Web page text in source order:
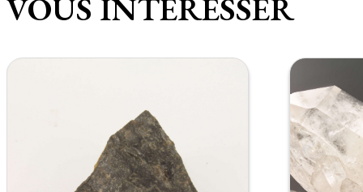
VOUS INTÉRESSER